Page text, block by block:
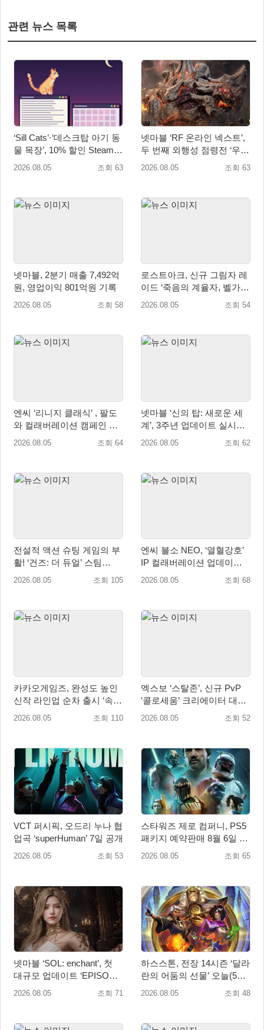
관련 뉴스 목록
‘Sill Cats’·‘데스크탑 아기 동
물 목장’, 10% 할인 Steam
번들 판매
2026.08.05 조회 63
넷마블 ‘RF 온라인 넥스트’,
두 번째 외행성 점령전 ‘우샤
스 워존’ 등 업데이트 실시
2026.08.05 조회 63
넷마블, 2분기 매출 7,492억
원, 영업이익 801억원 기록
2026.08.05 조회 58
로스트아크, 신규 그림자 레
이드 ‘죽음의 계율자, 벨가르
딘’ 업데이트
2026.08.05 조회 54
엔씨 ‘리니지 클래식’ , 팔도
와 컬래버레이션 캠페인 진
행
2026.08.05 조회 64
넷마블 ‘신의 탑: 새로운 세
계’, 3주년 업데이트 실시…
신규 가주 ‘연 이랑’ 등장
2026.08.05 조회 62
전설적 액션 슈팅 게임의 부
활! ‘건즈: 더 듀얼’ 스팀
(Steam) 8월 14일 정식 오픈
2026.08.05 조회 105
엔씨 블소 NEO, ‘열혈강호’
IP 컬래버레이션 업데이트
사전예약 시작
2026.08.05 조회 68
카카오게임즈, 완성도 높인
신작 라인업 순차 출시 ‘속
도’
2026.08.05 조회 110
엑스보 ‘스탈존’, 신규 PvP
‘콜로세움’ 크리에이터 대회
개최
2026.08.05 조회 52
VCT 퍼시픽, 오드리 누나 협
업곡 ‘superHuman’ 7일 공개
2026.08.05 조회 53
스타워즈 제로 컴퍼니, PS5
패키지 예약판매 8월 6일 시
작... 8월 27일 국내 정식 발
2026.08.05 조회 65
넷마블 ‘SOL: enchant’, 첫
대규모 업데이트 ‘EPISODE
01. GENESIS: 신의 전장’ 사
2026.08.05 조회 71
하스스톤, 전장 14시즌 ‘달라
란의 어둠의 선물’ 오늘(5일)
시작!
2026.08.05 조회 48